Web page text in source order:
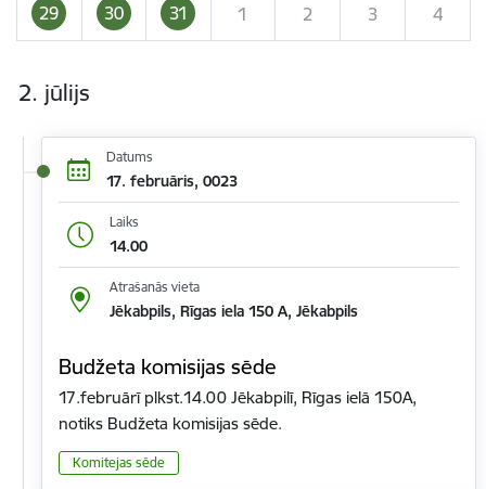
29 30 31 1 2 3 4
2. jūlijs
Datums
17. februāris, 0023
Laiks
14.00
Atrašanās vieta
Jēkabpils, Rīgas iela 150 A, Jēkabpils
Budžeta komisijas sēde
17.februārī plkst.14.00 Jēkabpilī, Rīgas ielā 150A,
notiks Budžeta komisijas sēde.
Komitejas sēde